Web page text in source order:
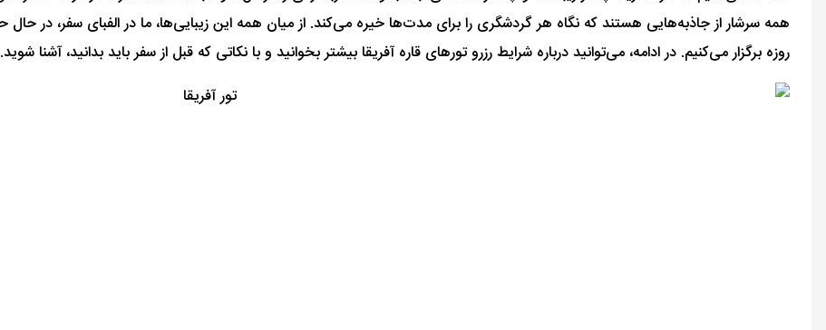
روزه برگزار می‌کنیم. در ادامه، می‌توانید درباره شرایط رزرو تورهای قاره آفریقا بیشتر بخوانید و با نکاتی که قبل از سفر باید بدانید، آشنا شوید.